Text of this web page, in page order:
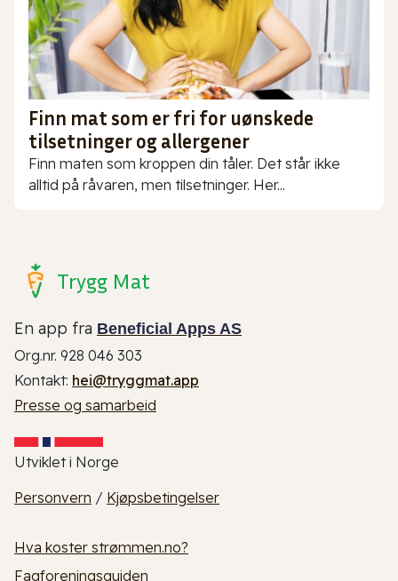
Finn mat som er fri for uønskede
tilsetninger og allergener
Finn maten som kroppen din tåler. Det står ikke
alltid på råvaren, men tilsetninger. Her...
Trygg Mat
En app fra Beneficial Apps AS
Org.nr. 928 046 303
Kontakt: hei@tryggmat.app
Presse og samarbeid
Utviklet i Norge
Personvern / Kjøpsbetingelser
Hva koster strømmen.no?
Fagforeningsguiden